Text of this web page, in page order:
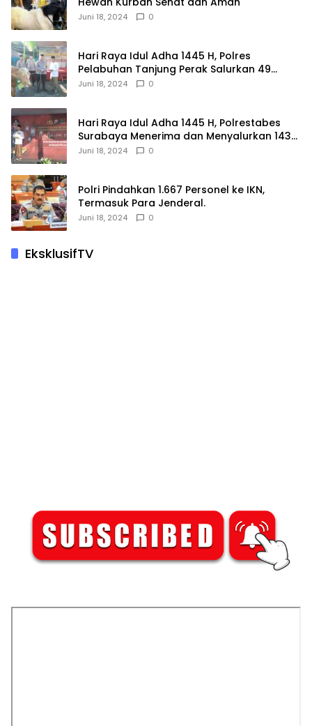
Juni 18, 2024 0
Hari Raya Idul Adha 1445 H, Polres
Pelabuhan Tanjung Perak Salurkan 49
Hewan Korban.
Juni 18, 2024 0
Hari Raya Idul Adha 1445 H, Polrestabes
Surabaya Menerima dan Menyalurkan 143
Hewan Kurban
Juni 18, 2024 0
Polri Pindahkan 1.667 Personel ke IKN,
Termasuk Para Jenderal.
Juni 18, 2024 0
EksklusifTV